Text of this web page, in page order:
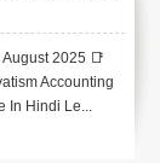
📑 Index -
Complete Guide
1: Capital